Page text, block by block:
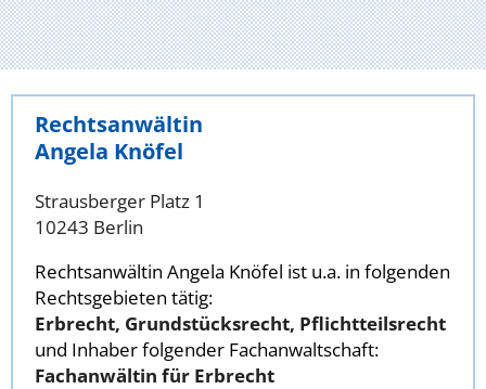
Rechtsanwältin
Angela Knöfel
Strausberger Platz 1
10243 Berlin
Rechtsanwältin Angela Knöfel ist u.a. in folgenden
Rechtsgebieten tätig:
Erbrecht, Grundstücksrecht, Pflichtteilsrecht
und Inhaber folgender Fachanwaltschaft:
Fachanwältin für Erbrecht